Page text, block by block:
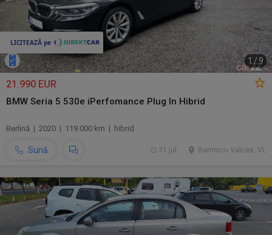
1/9
21.990 EUR
BMW Seria 5 530e iPerfomance Plug In Hibrid
Berlină | 2020 | 119.000 km | hibrid
Sună Ramnicu Valcea, VL
31 jul.